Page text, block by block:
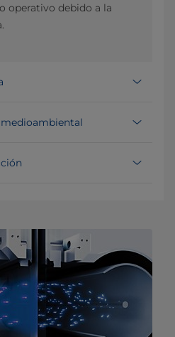
operativo debido a la